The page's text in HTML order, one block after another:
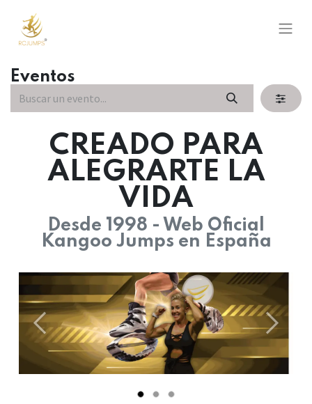
Eventos
CREADO PARA
ALEGRARTE LA
VIDA
Desde 1998 - Web Oficial
Kangoo Jumps en España
Anterior